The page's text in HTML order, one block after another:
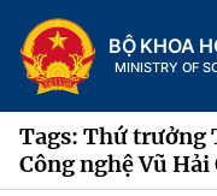
BỘ KHOA
MINISTRY OF
Tags: Thứ trưởng
Công nghệ Vũ Hải